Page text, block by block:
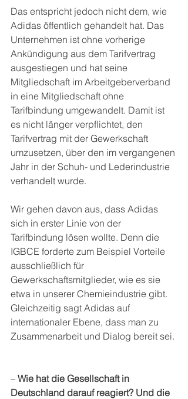
Das entspricht jedoch nicht dem, wie
Adidas öffentlich gehandelt hat. Das
Unternehmen ist ohne vorherige
Ankündigung aus dem Tarifvertrag
ausgestiegen und hat seine
Mitgliedschaft im Arbeitgeberverband
in eine Mitgliedschaft ohne
Tarifbindung umgewandelt. Damit ist
es nicht länger verpflichtet, den
Tarifvertrag mit der Gewerkschaft
umzusetzen, über den im vergangenen
Jahr in der Schuh- und Lederindustrie
verhandelt wurde.
Wir gehen davon aus, dass Adidas
sich in erster Linie von der
Tarifbindung lösen wollte. Denn die
IGBCE forderte zum Beispiel Vorteile
ausschließlich für
Gewerkschaftsmitglieder, wie es sie
etwa in unserer Chemieindustrie gibt.
Gleichzeitig sagt Adidas auf
internationaler Ebene, dass man zu
Zusammenarbeit und Dialog bereit sei.
– Wie hat die Gesellschaft in
Deutschland darauf reagiert? Und die